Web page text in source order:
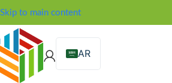
Skip to main content
AR